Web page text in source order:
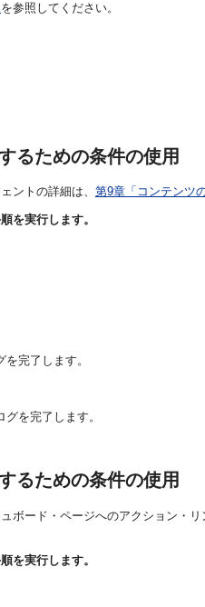
を参照してください。
るための条件の使用
ントの詳細は、 第9章「コンテンツ
を実行します。
完了します。
を完了します。
るための条件の使用
ード・ページへのアクション・リ
を実行します。